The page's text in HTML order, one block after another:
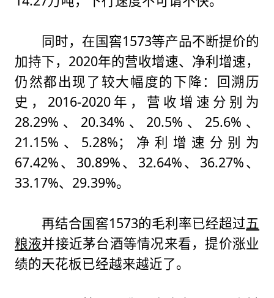
同时，在国窖1573等产品不断提价的
加持下，2020年的营收增速、净利增速，
仍然都出现了较大幅度的下降：回溯历
史，2016-2020年，营收增速分别为
28.29%、20.34%、20.5%、25.6%、
21.15%、5.28%；净利增速分别为
67.42%、30.89%、32.64%、36.27%、
33.17%、29.39%。
再结合国窖1573的毛利率已经超过五
粮液并接近茅台酒等情况来看，提价涨业
绩的天花板已经越来越近了。